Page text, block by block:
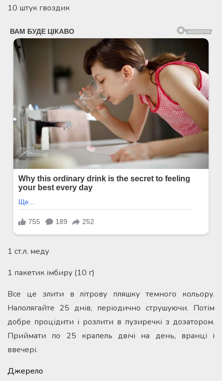
10 штук гвоздик
1 ст.л. меду
1 пакетик імбиру (10 г)
Все це злити в літрову пляшку темного кольору.
Наполягайте 25 днів, періодично струшуючи. Потім
добре процідити і розлити в пузиречкі з дозатором.
Приймати по 25 крапель двічі на день, вранці і
ввечері.
Джерело